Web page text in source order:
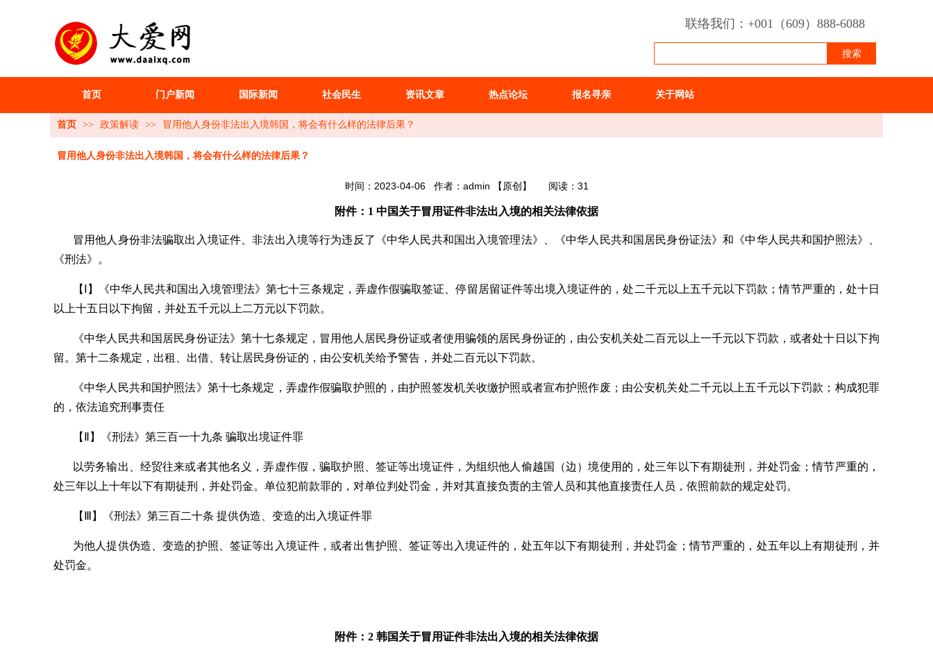
联络我们：+001（609）888-6088
搜索
首页 门户新闻 国际新闻 社会民生 资讯文章 热点论坛 报名寻亲 关于网站
首页 >> 政策解读 >> 冒用他人身份非法出入境韩国，将会有什么样的法律后果？
冒用他人身份非法出入境韩国，将会有什么样的法律后果？
时间：2023-04-06 作者：admin 【原创】 阅读：31
附件：1 中国关于冒用证件非法出入境的相关法律依据
冒用他人身份非法骗取出入境证件、非法出入境等行为违反了《中华人民共和国出入境管理法》、《中华人民共和国居民身份证法》和《中华人民共和国护照法》、
《刑法》。
【
】《中华人民共和国出入境管理法》第七十三条规定，弄虚作假骗取签证、停留居留证件等出境入境证件的，处二千元以上五千元以下罚款；情节严重的，处十日
以上十五日以下拘留，并处五千元以上二万元以下罚款。
《中华人民共和国居民身份证法》第十七条规定，冒用他人居民身份证或者使用骗领的居民身份证的，由公安机关处二百元以上一千元以下罚款，或者处十日以下拘
留。第十二条规定，出租、出借、转让居民身份证的，由公安机关给予警告，并处二百元以下罚款。
《中华人民共和国护照法》第十七条规定，弄虚作假骗取护照的，由护照签发机关收缴护照或者宣布护照作废；由公安机关处二千元以上五千元以下罚款；构成犯罪
的，依法追究刑事责任
【 】《刑法》第三百一十九条 骗取出境证件罪
以劳务输出、经贸往来或者其他名义，弄虚作假，骗取护照、签证等出境证件，为组织他人偷越国（边）境使用的，处三年以下有期徒刑，并处罚金；情节严重的，
处三年以上十年以下有期徒刑，并处罚金。单位犯前款罪的，对单位判处罚金，并对其直接负责的主管人员和其他直接责任人员，依照前款的规定处罚。
【 】《刑法》第三百二十条 提供伪造、变造的出入境证件罪
为他人提供伪造、变造的护照、签证等出入境证件，或者出售护照、签证等出入境证件的，处五年以下有期徒刑，并处罚金；情节严重的，处五年以上有期徒刑，并
处罚金。
附件：2 韩国关于冒用证件非法出入境的相关法律依据